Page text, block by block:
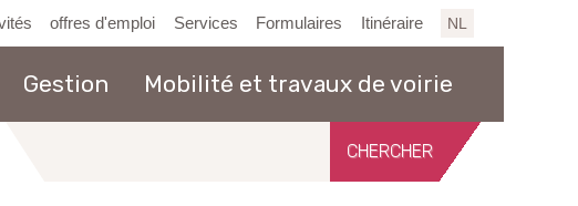
offres d'emploi Services Formulaires Itinéraire NL
Gestion Mobilité et travaux de voirie